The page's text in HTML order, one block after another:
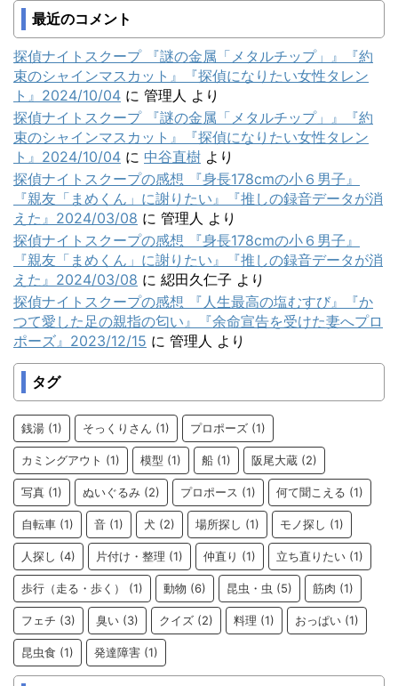
最近のコメント
探偵ナイトスクープ 『謎の金属「メタルチップ」』『約
束のシャインマスカット』『探偵になりたい女性タレン
ト』2024/10/04 に 管理人 より
探偵ナイトスクープ 『謎の金属「メタルチップ」』『約
束のシャインマスカット』『探偵になりたい女性タレン
ト』2024/10/04 に 中谷直樹 より
探偵ナイトスクープの感想 『身長178cmの小６男子』
『親友「まめくん」に謝りたい』『推しの録音データが消
えた』2024/03/08 に 管理人 より
探偵ナイトスクープの感想 『身長178cmの小６男子』
『親友「まめくん」に謝りたい』『推しの録音データが消
えた』2024/03/08 に 綛田久仁子 より
探偵ナイトスクープの感想 『人生最高の塩むすび』『か
つて愛した足の親指の匂い』『余命宣告を受けた妻へプロ
ポーズ』2023/12/15 に 管理人 より
タグ
銭湯 (1) そっくりさん (1) プロポーズ (1)
カミングアウト (1) 模型 (1) 船 (1) 阪尾大蔵 (2)
写真 (1) ぬいぐるみ (2) プロポース (1) 何て聞こえる (1)
自転車 (1) 音 (1) 犬 (2) 場所探し (1) モノ探し (1)
人探し (4) 片付け・整理 (1) 仲直り (1) 立ち直りたい (1)
歩行（走る・歩く） (1) 動物 (6) 昆虫・虫 (5) 筋肉 (1)
フェチ (3) 臭い (3) クイズ (2) 料理 (1) おっぱい (1)
昆虫食 (1) 発達障害 (1)